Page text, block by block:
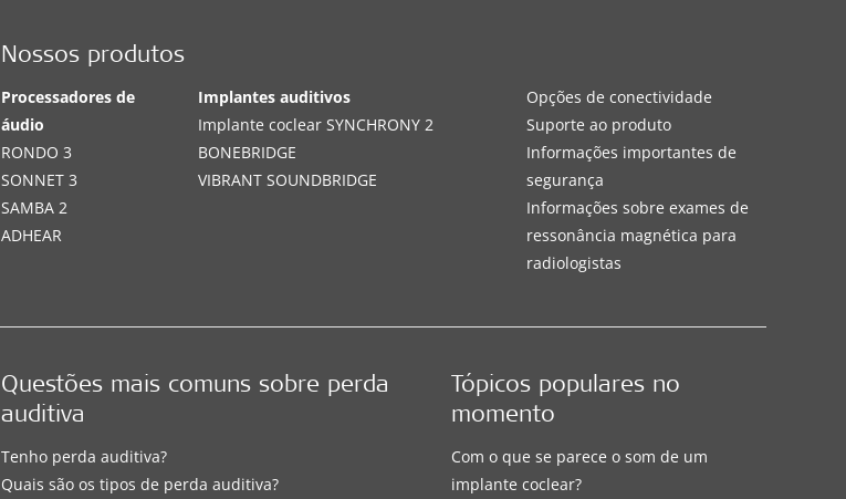
Nossos produtos
Processadores de
áudio
RONDO 3
SONNET 3
SAMBA 2
ADHEAR
Implantes auditivos
Implante coclear SYNCHRONY 2
BONEBRIDGE
VIBRANT SOUNDBRIDGE
Opções de conectividade
Suporte ao produto
Informações importantes de
segurança
Informações sobre exames de
ressonância magnética para
radiologistas
Questões mais comuns sobre perda
auditiva
Tenho perda auditiva?
Quais são os tipos de perda auditiva?
Tópicos populares no
momento
Com o que se parece o som de um
implante coclear?